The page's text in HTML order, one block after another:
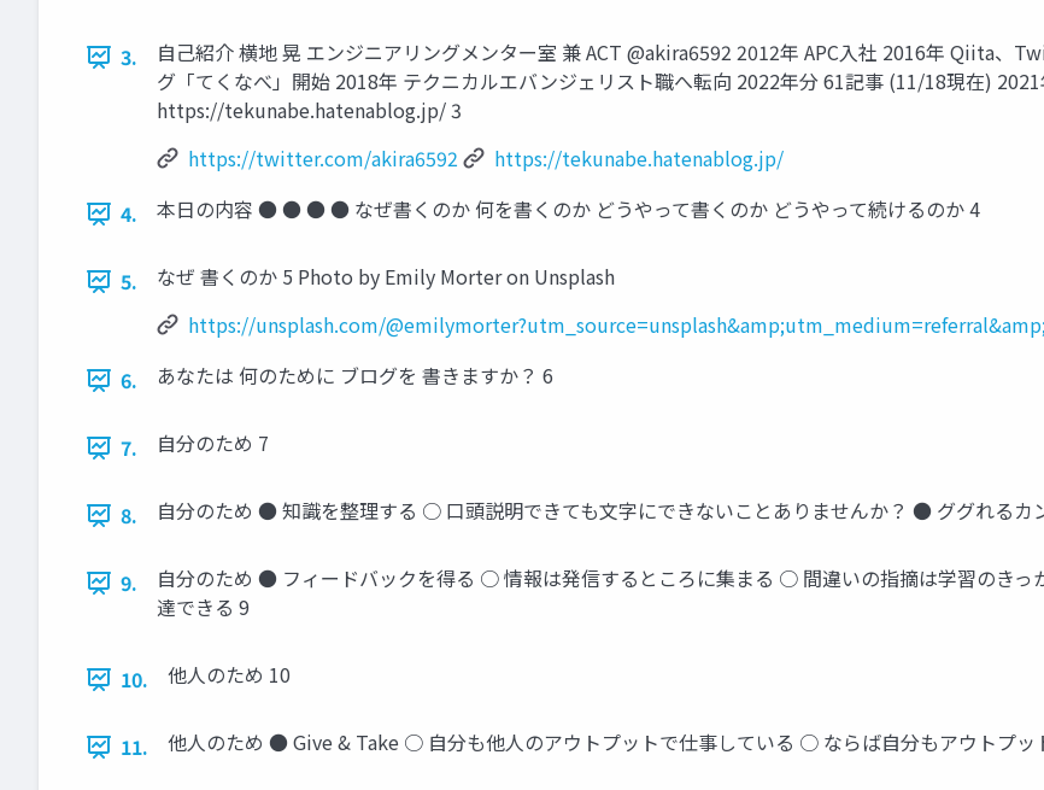
3.
自己紹介 横地 晃 エンジニアリングメンター室 兼 ACT @akira6592 2012年 APC入社 2016年 Qiita、
グ「てくなべ」開始 2018年 テクニカルエバンジェリスト職へ転向 2022年分 61記事 (11/18現在)
https://tekunabe.hatenablog.jp/ 3
https://twitter.com/akira6592
https://tekunabe.hatenablog.jp/
4.
本日の内容 ● ● ● ● なぜ書くのか 何を書くのか どうやって書くのか どうやって続けるのか 4
5.
なぜ 書くのか 5 Photo by Emily Morter on Unsplash
https://unsplash.com/
6.
あなたは 何のために ブログを 書きますか？ 6
7. 自分のため 7
8. 自分のため ● 知識を整理する ○ 口頭説明できても文字にできないことありませんか？ ● ググれる
9.
自分のため ● フィードバックを得る ○ 情報は発信するところに集まる ○ 間違いの指摘は学習のき
達できる 9
10. 他人のため 10
11. 他人のため ● Give & Take ○ 自分も他人のアウトプットで仕事している ○ ならば自分もアウトプッ